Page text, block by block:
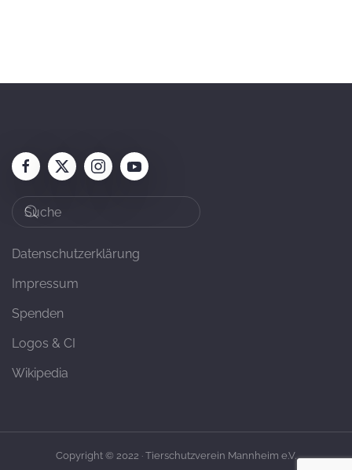
Datenschutzerklärung
Impressum
Spenden
Logos & CI
Wikipedia
Copyright © 2022 · Tierschutzverein Mannheim e.V.